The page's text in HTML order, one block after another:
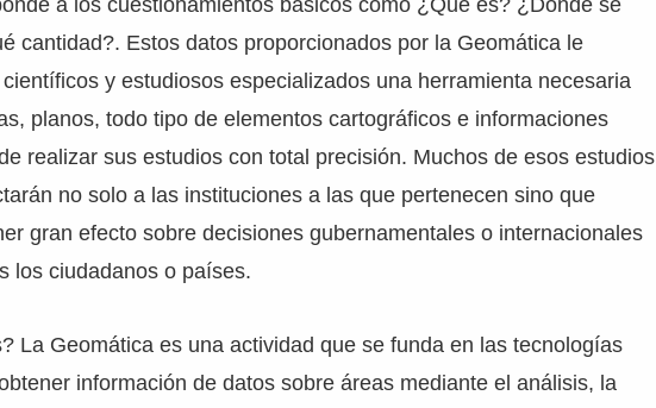
a los cuestionamientos básicos como ¿Qué es? ¿Dónde se
cantidad?. Estos datos proporcionados por la Geomática le
y estudiosos especializados una herramienta necesaria
planos, todo tipo de elementos cartográficos e informaciones
realizar sus estudios con total precisión. Muchos de esos estudios
no solo a las instituciones a las que pertenecen sino que
gran efecto sobre decisiones gubernamentales o internacionales
los ciudadanos o países.
La Geomática es una actividad que se funda en las tecnologías
información de datos sobre áreas mediante el análisis, la